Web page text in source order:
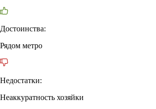
Достоинства:
Рядом метро
Недостатки:
Неаккуратность хозяйки